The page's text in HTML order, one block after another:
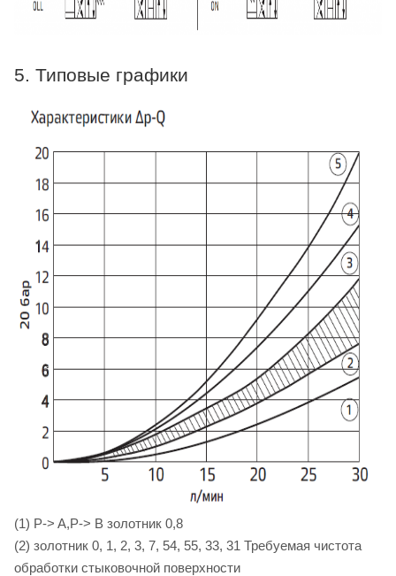
5. Типовые графики
(1) P-> A,P-> B золотник 0,8
(2) золотник 0, 1, 2, 3, 7, 54, 55, 33, 31 Требуемая чистота
обработки стыковочной поверхности